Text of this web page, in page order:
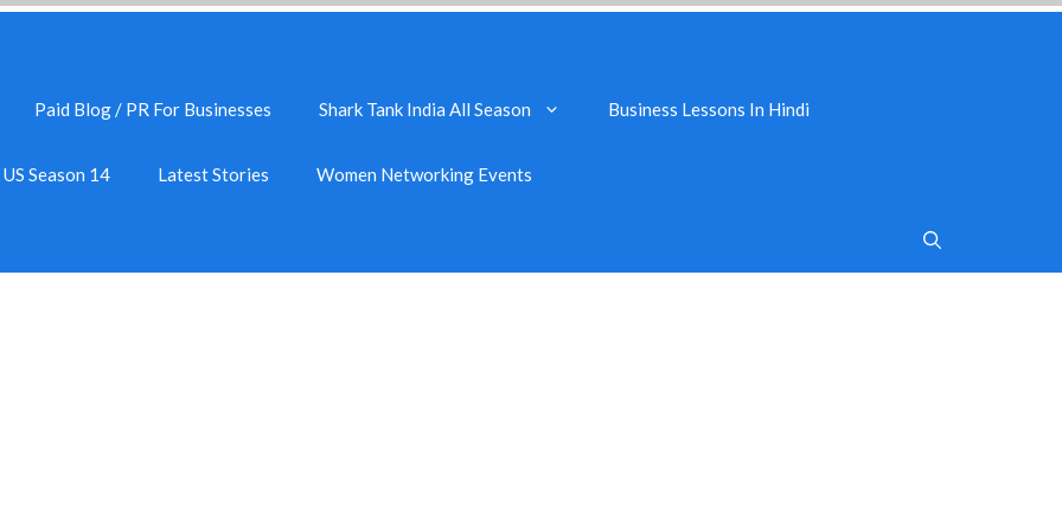
Paid Blog / PR For Businesses Shark Tank India All Season Business Lessons In Hindi
Season 14 Latest Stories Women Networking Events